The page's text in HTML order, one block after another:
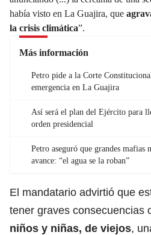
había visto en La Guajira, que
la crisis climática”.
Más información
Petro pide a la Corte
emergencia en La Guajira
Así será el plan del Ejército para
orden presidencial
Petro aseguró que grandes mafias
avance: “el agua se la roban”
El mandatario advirtió que
tener graves consecuencias
niños y niñas, de viejos,